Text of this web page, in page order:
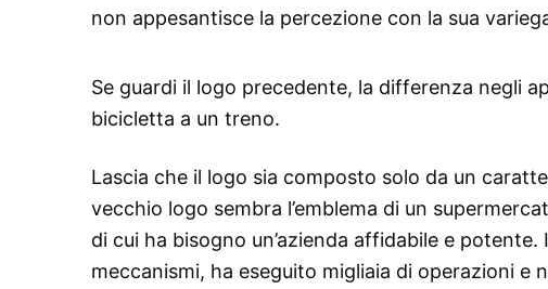
non appesantisce la percezione con la sua
Se guardi il logo precedente, la differenza negli
bicicletta a un treno.
Lascia che il logo sia composto solo da un
vecchio logo sembra l’emblema di un
di cui ha bisogno un’azienda affidabile e
meccanismi, ha eseguito migliaia di operazioni e